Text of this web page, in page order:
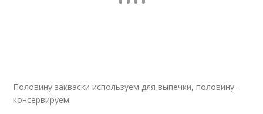
Половину закваски используем для выпечки, половину -
консервируем.